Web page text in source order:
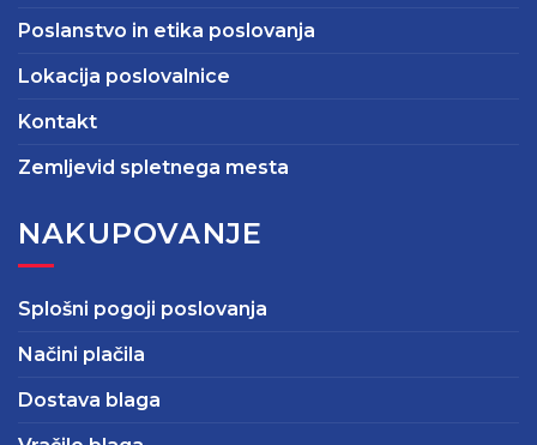
Poslanstvo in etika poslovanja
Lokacija poslovalnice
Kontakt
Zemljevid spletnega mesta
NAKUPOVANJE
Splošni pogoji poslovanja
Načini plačila
Dostava blaga